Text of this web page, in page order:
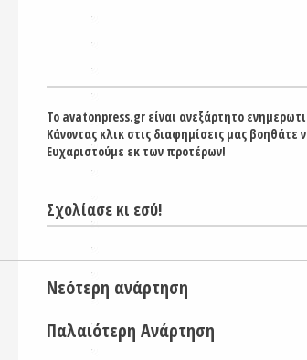
Το avatonpress.gr είναι ανεξάρτητο
Κάνοντας κλικ στις διαφημίσεις μας
Ευχαριστούμε εκ των προτέρων!
Σχολίασε κι εσύ!
Νεότερη ανάρτηση
Παλαιότερη Ανάρτηση